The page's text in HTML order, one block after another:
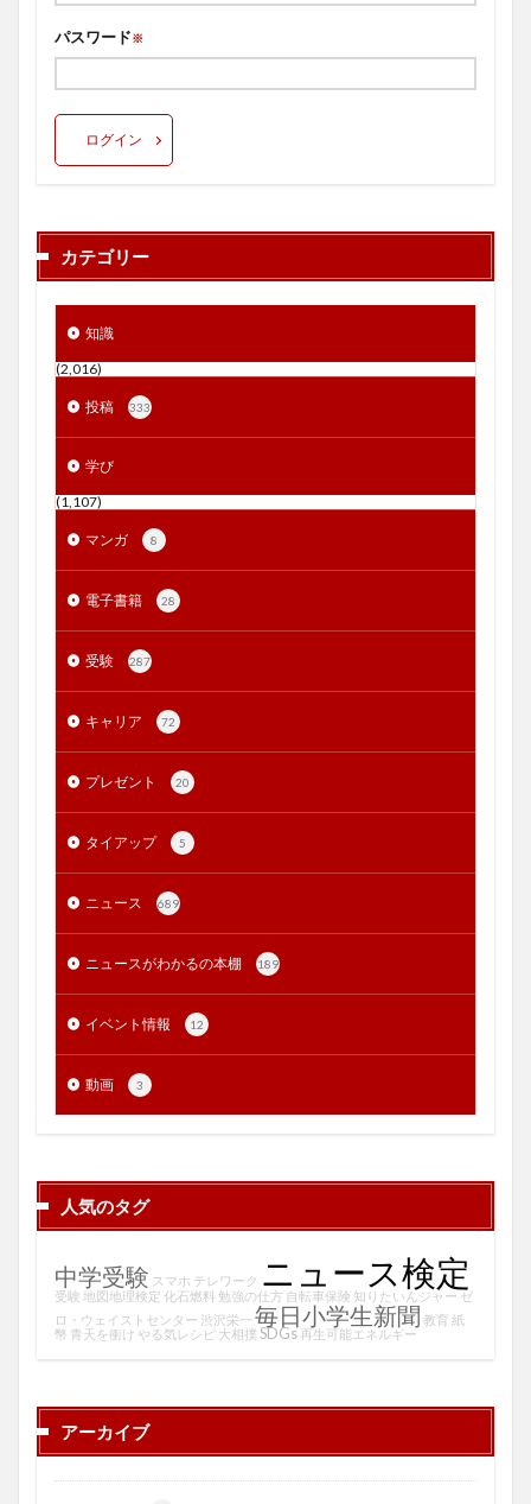
パスワード※
ログイン
カテゴリー
知識
(2,016)
投稿 333
学び
(1,107)
マンガ 8
電子書籍 28
受験 287
キャリア 72
プレゼント 20
タイアップ 5
ニュース 689
ニュースがわかるの本棚 189
イベント情報 12
動画 3
人気のタグ
中学受験 スマホ テレワーク ニュース検定
受験 地図地理検定 化石燃料 勉強の仕方 自転車保険 知りたいんジャーゼ
ロ・ウェイストセンター 渋沢栄一 毎日小学生新聞 教育 紙
幣 青天を衝け やる気レシピ 大相撲 SDGs 再生可能エネルギー
アーカイブ